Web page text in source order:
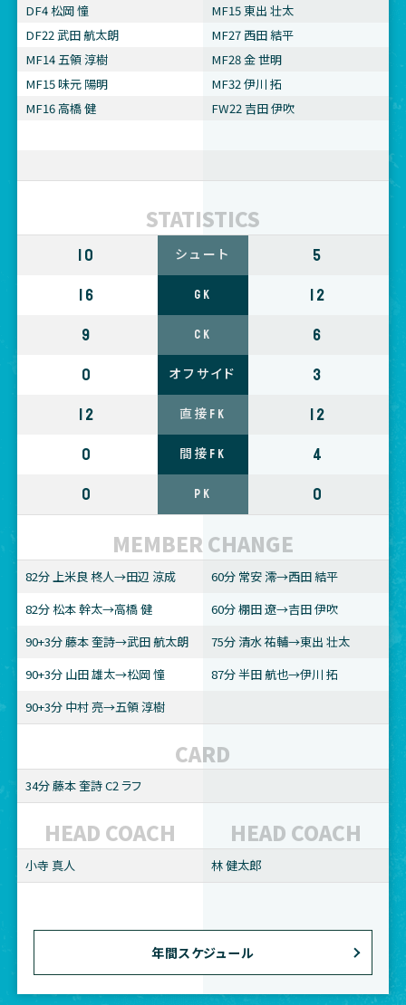
DF4 松岡 憧
DF22 武田 航太朗
MF14 五領 淳樹
MF15 味元 陽明
MF16 高橋 健
STATISTICS
10 シュート
5
16
GK
12
9
CK
6
0
オフサイド
3
12
直接FK
12
0
間接FK
4
0
PK 0
MEMBER CHANGE
82分 上米良 柊人→田辺 涼成
60分 常安 澪→西田 結平
82分 松本 幹太→高橋 健
60分 棚田 遼→吉田 伊吹
90+3分 藤本 奎詩→武田 航太朗
75分 清水 祐輔→東出 壮太
90+3分 山田 雄太→松岡 憧
87分 半田 航也→伊川 拓
90+3分 中村 亮→五領 淳樹
CARD
34分 藤本 奎詩 C2 ラフ
MF15 東出 壮太
MF27 西田 結平
MF28 金 世明
MF32 伊川 拓
FW22 吉田 伊吹
HEAD COACH
小寺 真人
HEAD COACH
林 健太郎
年間スケジュール